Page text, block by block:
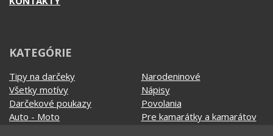
KATEGÓRIE
Tipy na darčeky
Všetky motívy
Darčekové poukazy
Auto - Moto
Narodeninové
Nápisy
Povolania
Pre kamarátky a kamarátov